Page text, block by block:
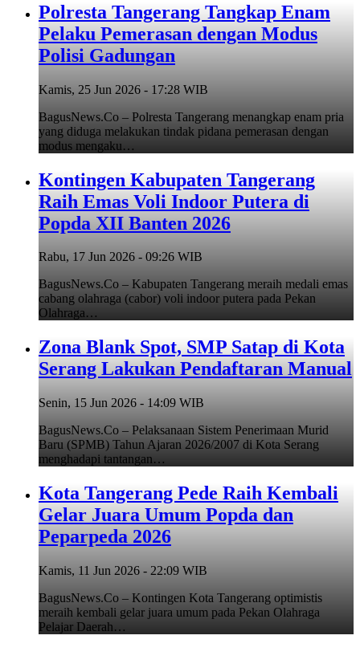
Polresta Tangerang Tangkap Enam
Pelaku Pemerasan dengan Modus
Polisi Gadungan
Kamis, 25 Jun 2026 - 17:28 WIB
BagusNews.Co – Polresta Tangerang menangkap enam pria
yang diduga melakukan tindak pidana pemerasan dengan
modus mengaku…
Kontingen Kabupaten Tangerang
Raih Emas Voli Indoor Putera di
Popda XII Banten 2026
Rabu, 17 Jun 2026 - 09:26 WIB
BagusNews.Co – Kabupaten Tangerang meraih medali emas
cabang olahraga (cabor) voli indoor putera pada Pekan
Olahraga…
Zona Blank Spot, SMP Satap di Kota
Serang Lakukan Pendaftaran Manual
Senin, 15 Jun 2026 - 14:09 WIB
BagusNews.Co – Pelaksanaan Sistem Penerimaan Murid
Baru (SPMB) Tahun Ajaran 2026/2007 di Kota Serang
menghadapi tantangan…
Kota Tangerang Pede Raih Kembali
Gelar Juara Umum Popda dan
Peparpeda 2026
Kamis, 11 Jun 2026 - 22:09 WIB
BagusNews.Co – Kontingen Kota Tangerang optimistis
meraih kembali gelar juara umum pada Pekan Olahraga
Pelajar Daerah…